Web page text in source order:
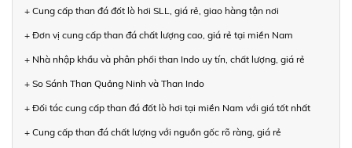
+ Cung cấp than đá đốt lò hơi SLL, giá rẻ, giao hàng tận nơi
+ Đơn vị cung cấp than đá chất lượng cao, giá rẻ tại miền Nam
+ Nhà nhập khẩu và phân phối than Indo uy tín, chất lượng, giá rẻ
+ So Sánh Than Quảng Ninh và Than Indo
+ Đối tác cung cấp than đá đốt lò hơi tại miền Nam với giá tốt nhất
+ Cung cấp than đá chất lượng với nguồn gốc rõ ràng, giá rẻ